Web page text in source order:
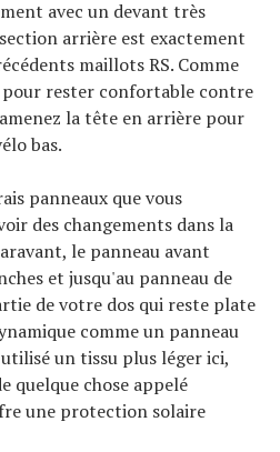
avec un devant très
arrière est exactement
maillots RS. Comme
rester confortable contre
la tête en arrière pour
bas.
panneaux que vous
des changements dans la
le panneau avant
et jusqu'au panneau de
de votre dos qui reste plate
comme un panneau
un tissu plus léger ici,
quelque chose appelé
une protection solaire